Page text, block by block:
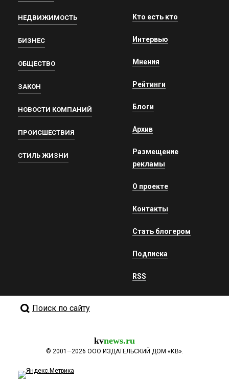
НЕДВИЖИМОСТЬ
БИЗНЕС
ОБЩЕСТВО
ЗАКОН
НОВОСТИ КОМПАНИЙ
ПРОИСШЕСТВИЯ
СТИЛЬ ЖИЗНИ
Кто есть кто
Интервью
Мнения
Рейтинги
Блоги
Архив
Размещение
рекламы
О проекте
Контакты
Стать блогером
Подписка
RSS
Поиск по сайту
kvnews.ru
© 2001—2026 ООО ИЗДАТЕЛЬСКИЙ ДОМ «КВ».